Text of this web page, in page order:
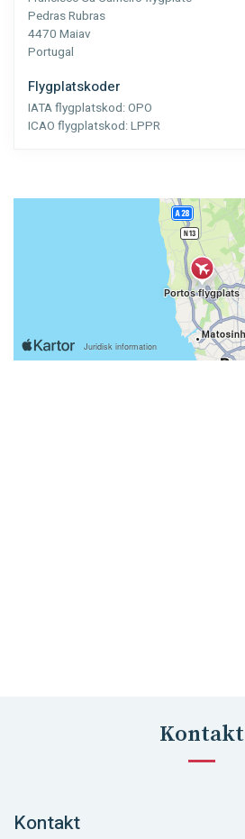
Pedras Rubras
4470 Maiav
Portugal
Flygplatskoder
IATA flygplatskod:OPO
ICAO flygplatskod:LPPR
Kontakt
Kontakt